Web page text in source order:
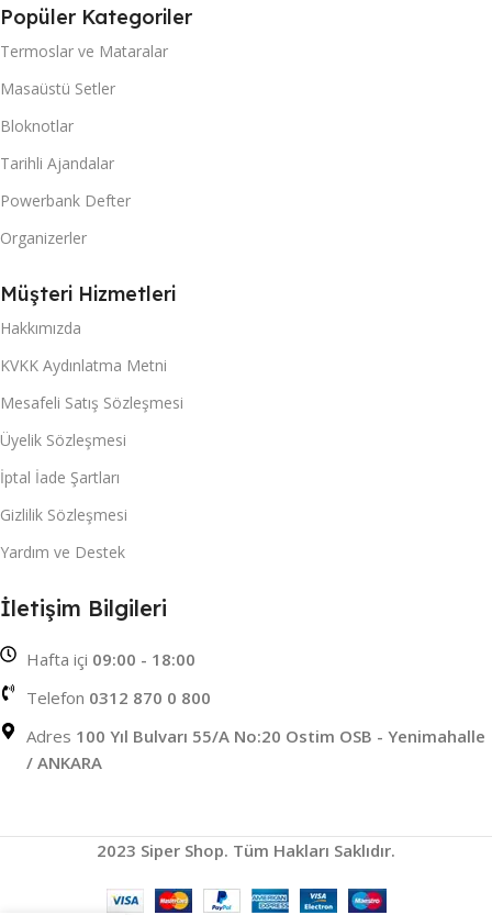
Popüler Kategoriler
Termoslar ve Mataralar
Masaüstü Setler
Bloknotlar
Tarihli Ajandalar
Powerbank Defter
Organizerler
Müşteri Hizmetleri
Hakkımızda
KVKK Aydınlatma Metni
Mesafeli Satış Sözleşmesi
Üyelik Sözleşmesi
İptal İade Şartları
Gizlilik Sözleşmesi
Yardım ve Destek
İletişim Bilgileri
Hafta içi 09:00 - 18:00
Telefon 0312 870 0 800
Adres 100 Yıl Bulvarı 55/A No:20 Ostim OSB - Yenimahalle
/ ANKARA
2023 Siper Shop. Tüm Hakları Saklıdır.